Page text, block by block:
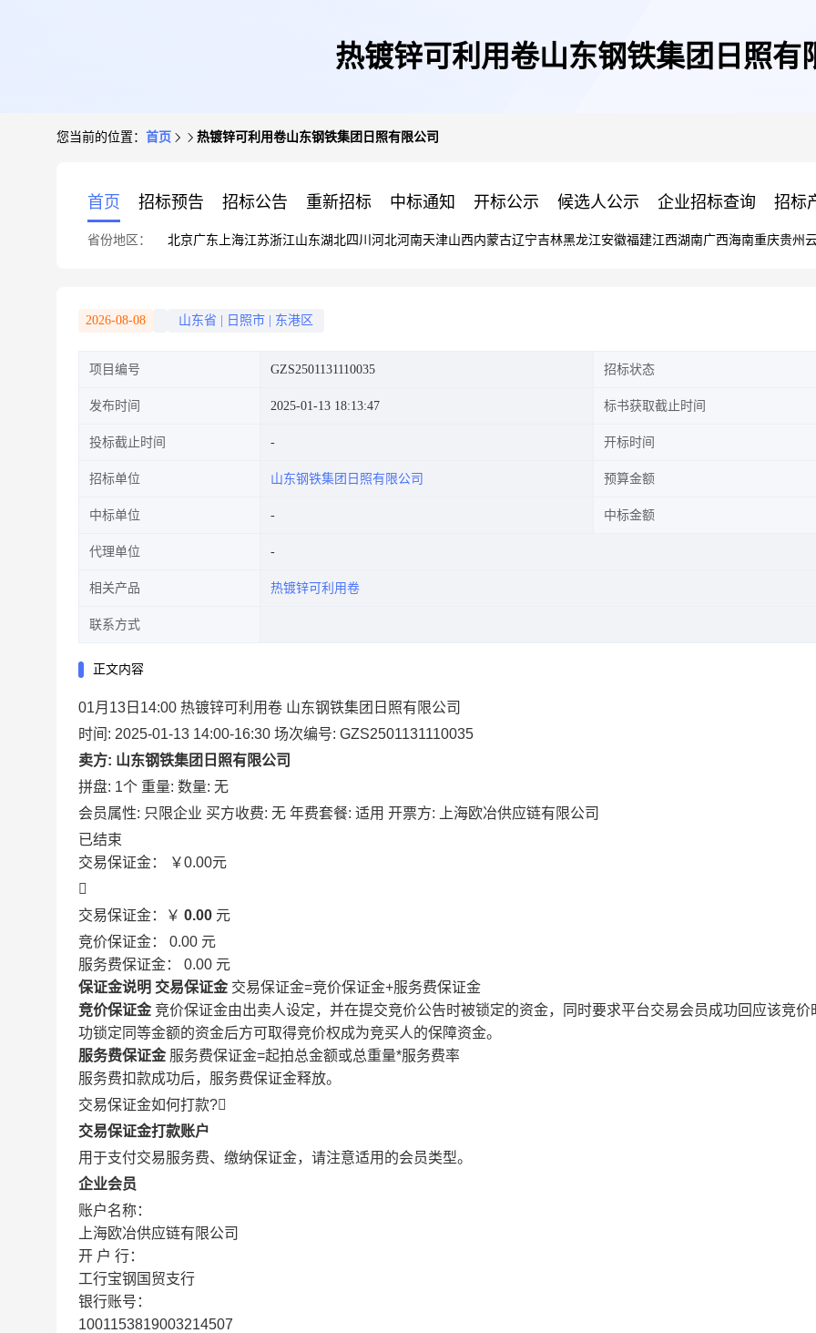
热镀锌可利用卷山东钢铁集团日照有
您当前的位置： 首页 热镀锌可利用卷山东钢铁集团日照有限公司
首页 招标预告 招标公告 重新招标 中标通知 开标公示 候选人公示 企业招标查询 招标
省份地区： 北京广东 上海江苏浙江山东湖北四川 河北河南天津山西内蒙古辽宁吉林黑龙江安徽福建江西湖南广西海南重庆贵州
2026-08-08 山东省 日照市 东港区
项目编号 GZS2501131110035 招标状态
发布时间 2025-01-13 18:13:47 标书获取截止时间
投标截止时间 开标时间
招标单位 山东钢铁集团日照有限公司 预算金额
中标单位 中标金额
代理单位
相关产品 热镀锌可利用卷
联系方式
正文内容
01月13日14:00 热镀锌可利用卷 山东钢铁集团日照有限公司
时间: 2025-01-13 14:00-16:30 场次编号: GZS2501131110035
卖方: 山东钢铁集团日照有限公司
拼盘: 1个 重量: 数量: 无
会员属性: 只限企业 买方收费: 无 年费套餐: 适用 开票方: 上海欧冶供应链有限公司
已结束
交易保证金：
￥0.00元

交易保证金：￥ 0.00 元
竞价保证金： 0.00 元
服务费保证金： 0.00 元
保证金说明 交易保证金 交易保证金=竞价保证金+服务费保证金
竞价保证金 竞价保证金由出卖人设定，并在提交竞价公告时被锁定的资金，同时要求平台交易会员成功回应该竞价
功锁定同等金额的资金后方可取得竞价权成为竞买人的保障资金。
服务费保证金 服务费保证金=起拍总金额或总重量*服务费率
服务费扣款成功后，服务费保证金释放。
交易保证金如何打款?
交易保证金打款账户
用于支付交易服务费、缴纳保证金，请注意适用的会员类型。
企业会员
账户名称：
上海欧冶供应链有限公司
开 户 行：
工行宝钢国贸支行
银行账号：
1001153819003214507